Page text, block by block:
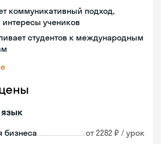
коммуникативный подход,
интересы учеников
студентов к международным
бизнеса от 2282 ₽ / урок